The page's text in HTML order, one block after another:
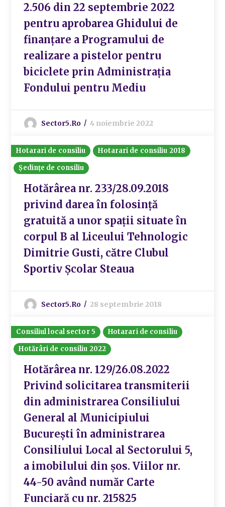
2.506 din 22 septembrie 2022
pentru aprobarea Ghidului de
finanțare a Programului de
realizare a pistelor pentru
biciclete prin Administrația
Fondului pentru Mediu
Sector5.ro 4 noiembrie 2022
Hotarari de consiliu
Hotarari de consiliu 2018
Ședințe de consiliu
Hotărârea nr. 233/28.09.2018
privind darea în folosință
gratuită a unor spații situate în
corpul B al Liceului Tehnologic
Dimitrie Gusti, către Clubul
Sportiv Școlar Steaua
Sector5.ro 28 septembrie 2018
Consiliul local sector 5
Hotarari de consiliu
Hotărâri de consiliu 2022
Hotărârea nr. 129/26.08.2022
Privind solicitarea transmiterii
din administrarea Consiliului
General al Municipiului
București în administrarea
Consiliului Local al Sectorului 5,
a imobilului din șos. Viilor nr.
44-50 având număr Carte
Funciară cu nr. 215825